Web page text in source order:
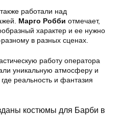
работали над
Марго Робби отмечает,
характер и ее нужно
в разных сценах.
работу оператора
уникальную атмосферу и
реальность и фантазия
костюмы для Барби в